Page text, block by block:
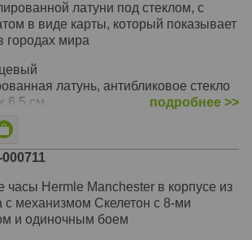
латуни под стеклом, с
в виде карты, который показывает
городах мира
латунь, антибликовое стекло
6,5 см
подробнее >>
часы Hermle Manchester в корпусе из
с механизмом Скелетон с 8-ми
и одиночным боем